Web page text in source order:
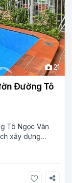
21
Đường Tô
Tô Ngọc Vân
xây dựng
Tầng 1, ,